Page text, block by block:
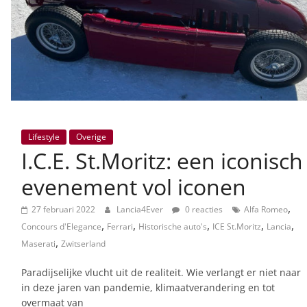
Lifestyle Overige
I.C.E. St.Moritz: een iconisch
evenement vol iconen
27 februari 2022 Lancia4Ever 0 reacties Alfa Romeo,
Concours d'Elegance, Ferrari, Historische auto's, ICE St.Moritz, Lancia,
Maserati, Zwitserland
Paradijselijke vlucht uit de realiteit. Wie verlangt er niet naar
in deze jaren van pandemie, klimaatverandering en tot
overmaat van